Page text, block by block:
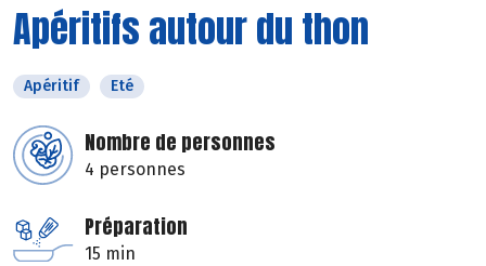
Apéritifs autour du thon
Apéritif Eté
Nombre de personnes
4 personnes
Préparation
15 min